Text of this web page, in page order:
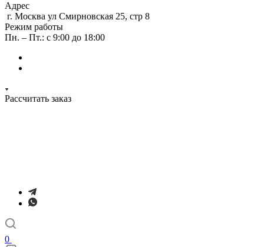
Адрес
г. Москва ул Смирновская 25, стр 8
Режим работы
Пн. – Пт.: с 9:00 до 18:00
Рассчитать заказ
0